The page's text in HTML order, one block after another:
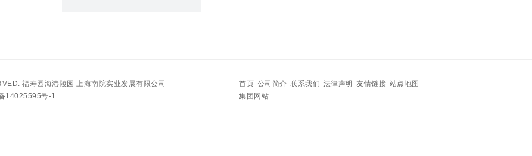
福寿园海港陵园 上海南院实业发展有限公司
14025595号-1
首页 公司简介 联系我们 法律声明 友情链接 站点地图
集团网站